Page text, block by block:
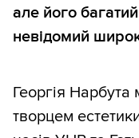
але його
невідомий
Георгія
творцем